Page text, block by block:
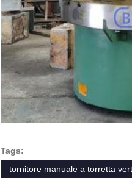
Tags:
tornitore manuale a torretta